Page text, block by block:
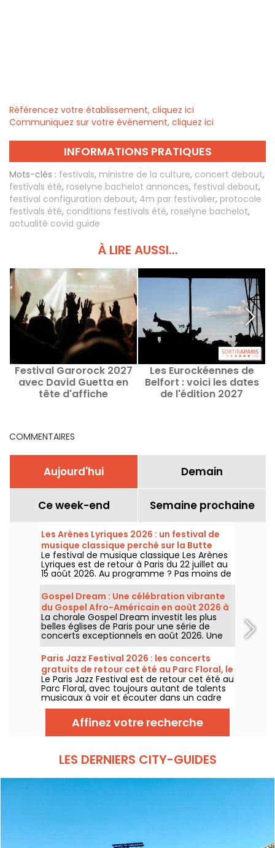
Référencez votre établissement, cliquez ici
Communiquez sur votre évènement, cliquez ici
INFORMATIONS PRATIQUES
Mots-clés : festivals, ministre de la culture, concert debout,
festivals été, roselyne bachelot annonces, festival debout,
festival configuration debout, 4m par festivalier, protocole
festivals été, conditions festivals été, roselyne bachelot,
actualité covid guide
À LIRE AUSSI...
Festival Garorock 2027
avec David Guetta en
tête d'affiche
Les Eurockéennes de
Belfort : voici les dates
de l'édition 2027
COMMENTAIRES
Aujourd'hui Demain
Ce week-end Semaine prochaine
Les Arènes Lyriques 2026 : un festival de
musique classique perché sur la Butte
Montmartre
Le festival de musique classique Les Arènes
Lyriques est de retour à Paris du 22 juillet au
15 août 2026. Au programme ? Pas moins de
16 concerts donnés au sein des Arènes de
Montmartre, un cadre idyllique pour écouter
les grands classiques.
Gospel Dream : Une célébration vibrante
du Gospel Afro-Américain en août 2026 à
Paris
La chorale Gospel Dream investit les plus
belles églises de Paris pour une série de
concerts exceptionnels en août 2026. Une
expérience musicale unique qui célèbre
l'espoir, l'unité et la résilience à travers les
chants authentiques de l'Église Afro-
Américaine.
Paris Jazz Festival 2026 : les concerts
gratuits de retour cet été au Parc Floral, le
programme
Le Paris Jazz Festival est de retour cet été au
Parc Floral, avec toujours autant de talents
musicaux à voir et écouter dans un cadre
bucolique. Voici le programme des concerts
gratuits à découvrir du 24 juin au 6
septembre 2026 !
Affinez votre recherche
LES DERNIERS CITY-GUIDES